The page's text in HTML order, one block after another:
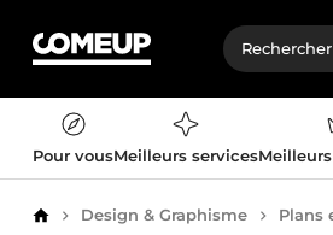
Pour vousMeilleurs services
AccueilDesign & Graphisme Plans